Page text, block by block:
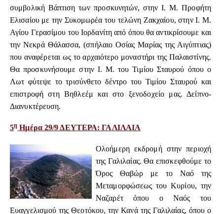
συμβολική Βάπτιση των προσκυνητών, στην Ι. Μ. Προφήτη
Ελισαίου με την Συκομωρέα του τελώνη Ζακχαίου, στην Ι. Μ.
Αγίου Γερασίμου του Ιορδανίτη από όπου θα αντικρίσουμε και
την Νεκρά Θάλασσα, (σπήλαιο Οσίας Μαρίας της Αιγύπτιας)
που αναφέρεται ως το αρχαιότερο μοναστήρι της Παλαιστίνης.
Θα προσκυνήσουμε στην Ι. Μ. του Τιμίου Σταυρού όπου ο
Λωτ φύτεψε το τρισύνθετο δέντρο του Τιμίου Σταυρού και
επιστροφή στη Βηθλεέμ και στο ξενοδοχείο μας. Δείπνο-
Διανυκτέρευση.
5η Ημέρα 29/9 ΔΕΥΤΕΡΑ: ΓΑΛΙΛΑΙΑ
Ολοήμερη εκδρομή στην περιοχή
της Γαλιλαίας. Θα επισκεφθούμε το
Όρος Θαβώρ με το Ναό της
Μεταμορφώσεως του Κυρίου, την
Ναζαρέτ όπου ο Ναός του
Ευαγγελισμού της Θεοτόκου, την Κανά της Γαλιλαίας, όπου ο